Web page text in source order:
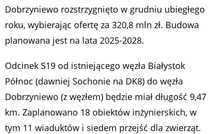
Dobrzyniewo rozstrzygnięto w grudniu ubiegłego
roku, wybierając ofertę za 320,8 mln zł. Budowa
planowana jest na lata 2025-2028.
Odcinek S19 od istniejącego węzła Białystok
Północ (dawniej Sochonie na DK8) do węzła
Dobrzyniewo (z węzłem) będzie miał długość 9,47
km. Zaplanowano 18 obiektów inżynierskich, w
tym 11 wiaduktów i siedem przejść dla zwierząt.